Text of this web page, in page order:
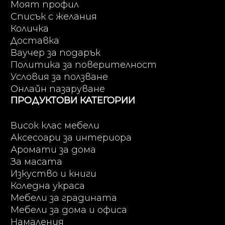
Моят профил
Списък с желания
Количка
Доставка
Ваучер за подарък
Политика за поверителност
Условия за ползване
Онлайн пазаруване
ПРОДУКТОВИ КАТЕГОРИИ
Висок клас мебели
Аксесоари за интериора
Аромати за дома
За масата
Изкуство и книги
Коледна украса
Мебели за градината
Мебели за дома и офиса
Намаления